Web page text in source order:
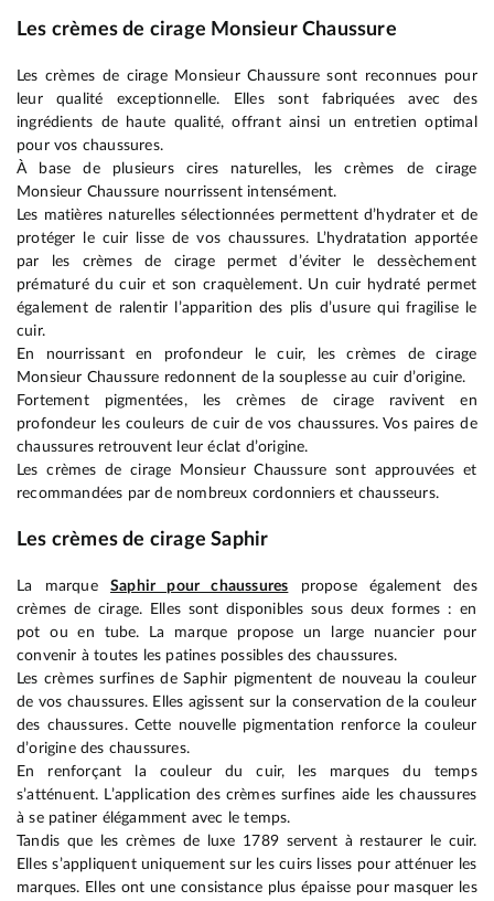
Les crèmes de cirage Monsieur Chaussure
Les crèmes de cirage Monsieur Chaussure sont reconnues pour
leur qualité exceptionnelle. Elles sont fabriquées avec des
ingrédients de haute qualité, offrant ainsi un entretien optimal
pour vos chaussures.
À base de plusieurs cires naturelles, les crèmes de cirage
Monsieur Chaussure nourrissent intensément.
Les matières naturelles sélectionnées permettent d’hydrater et de
protéger le cuir lisse de vos chaussures. L’hydratation apportée
par les crèmes de cirage permet d’éviter le dessèchement
prématuré du cuir et son craquèlement. Un cuir hydraté permet
également de ralentir l’apparition des plis d’usure qui fragilise le
cuir.
En nourrissant en profondeur le cuir, les crèmes de cirage
Monsieur Chaussure redonnent de la souplesse au cuir d’origine.
Fortement pigmentées, les crèmes de cirage ravivent en
profondeur les couleurs de cuir de vos chaussures. Vos paires de
chaussures retrouvent leur éclat d’origine.
Les crèmes de cirage Monsieur Chaussure sont approuvées et
recommandées par de nombreux cordonniers et chausseurs.
Les crèmes de cirage Saphir
La marque Saphir pour chaussures propose également des
crèmes de cirage. Elles sont disponibles sous deux formes : en
pot ou en tube. La marque propose un large nuancier pour
convenir à toutes les patines possibles des chaussures.
Les crèmes surfines de Saphir pigmentent de nouveau la couleur
de vos chaussures. Elles agissent sur la conservation de la couleur
des chaussures. Cette nouvelle pigmentation renforce la couleur
d’origine des chaussures.
En renforçant la couleur du cuir, les marques du temps
s’atténuent. L’application des crèmes surfines aide les chaussures
à se patiner élégamment avec le temps.
Tandis que les crèmes de luxe 1789 servent à restaurer le cuir.
Elles s’appliquent uniquement sur les cuirs lisses pour atténuer les
marques. Elles ont une consistance plus épaisse pour masquer les